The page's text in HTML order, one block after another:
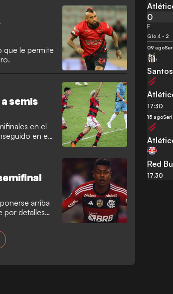
que le permite
semis
en el
en el
arriba
por detalles
0
F
Glo 4 - 2
09 ago
17:30
15 ago
Red
17:30